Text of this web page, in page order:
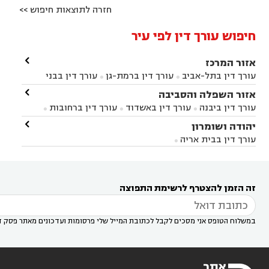
חזרה לתוצאות חיפוש >>
חיפוש עורך דין לפי עיר
אזור המרכז
עורך דין בתל-אביב  עורך דין ברמת-גן 
עורך דין בבני
ברק עורך דין בפתח תקווה עורך דין בראשון לציון
עורך דין ברחובות עורך דין בנס ציונה
במודיעין
עורך דין בהרצליה עורך דין בחולון
עורך
דין בקרית אונו
אונו
עורך דין בבת ים
דין בשוהם 

אזור השפלה והסביבה
עורך דין ביבנה  עורך דין באשדוד  עורך דין ברחובות 
עורך דין בראשון לציון עורך דין במודיעין
עורך דין
בבאר יעקב
עורך דין בגדרה

יהודה ושומרון
עורך דין בבית אריה 

זה הזמן להצטרף לרשימת התפוצה
במשלוח הטופס אני מסכים לקבל לכתובת המייל שלי פרסומות ועדכונים מאתר פסק